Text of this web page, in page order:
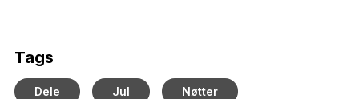
Tags
Dele Jul
Nøtter